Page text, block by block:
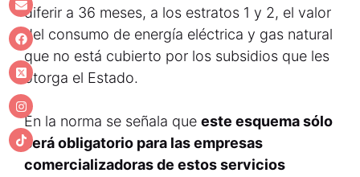
diferir a 36 meses, a los estratos 1 y 2, el valor
del consumo de energía eléctrica y gas natural
que no está cubierto por los subsidios que les
otorga el Estado.
En la norma se señala que este esquema sólo
será obligatorio para las empresas
comercializadoras de estos servicios